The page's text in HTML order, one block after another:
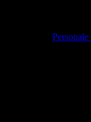
Personale